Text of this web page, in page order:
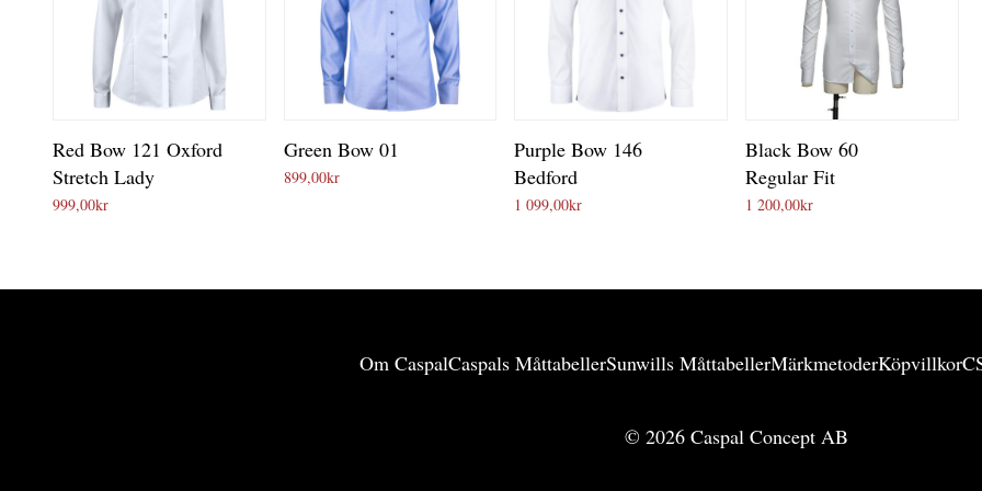
Red Bow 121 Oxford
Stretch Lady
999,00kr
Green Bow 01
899,00kr
Purple Bow 146
Bedford
1 099,00kr
Black Bow 60
Regular Fit
1 200,00kr
Om CaspalCaspals MåttabellerSunwills MåttabellerMärkmetoderKöpvillkor
© 2026 Caspal Concept AB